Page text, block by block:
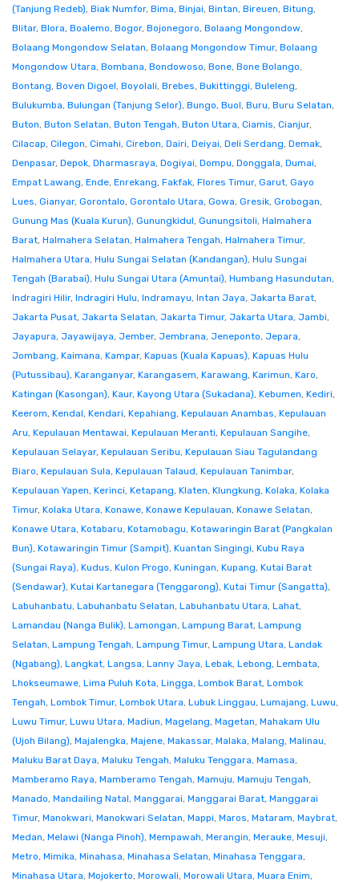
(Tanjung Redeb), Biak Numfor, Bima, Binjai, Bintan, Bireuen, Bitung,
Blitar, Blora, Boalemo, Bogor, Bojonegoro, Bolaang Mongondow,
Bolaang Mongondow Selatan, Bolaang Mongondow Timur, Bolaang
Mongondow Utara, Bombana, Bondowoso, Bone, Bone Bolango,
Bontang, Boven Digoel, Boyolali, Brebes, Bukittinggi, Buleleng,
Bulukumba, Bulungan (Tanjung Selor), Bungo, Buol, Buru, Buru Selatan,
Buton, Buton Selatan, Buton Tengah, Buton Utara, Ciamis, Cianjur,
Cilacap, Cilegon, Cimahi, Cirebon, Dairi, Deiyai, Deli Serdang, Demak,
Denpasar, Depok, Dharmasraya, Dogiyai, Dompu, Donggala, Dumai,
Empat Lawang, Ende, Enrekang, Fakfak, Flores Timur, Garut, Gayo
Lues, Gianyar, Gorontalo, Gorontalo Utara, Gowa, Gresik, Grobogan,
Gunung Mas (Kuala Kurun), Gunungkidul, Gunungsitoli, Halmahera
Barat, Halmahera Selatan, Halmahera Tengah, Halmahera Timur,
Halmahera Utara, Hulu Sungai Selatan (Kandangan), Hulu Sungai
Tengah (Barabai), Hulu Sungai Utara (Amuntai), Humbang Hasundutan,
Indragiri Hilir, Indragiri Hulu, Indramayu, Intan Jaya, Jakarta Barat,
Jakarta Pusat, Jakarta Selatan, Jakarta Timur, Jakarta Utara, Jambi,
Jayapura, Jayawijaya, Jember, Jembrana, Jeneponto, Jepara,
Jombang, Kaimana, Kampar, Kapuas (Kuala Kapuas), Kapuas Hulu
(Putussibau), Karanganyar, Karangasem, Karawang, Karimun, Karo,
Katingan (Kasongan), Kaur, Kayong Utara (Sukadana), Kebumen, Kediri,
Keerom, Kendal, Kendari, Kepahiang, Kepulauan Anambas, Kepulauan
Aru, Kepulauan Mentawai, Kepulauan Meranti, Kepulauan Sangihe,
Kepulauan Selayar, Kepulauan Seribu, Kepulauan Siau Tagulandang
Biaro, Kepulauan Sula, Kepulauan Talaud, Kepulauan Tanimbar,
Kepulauan Yapen, Kerinci, Ketapang, Klaten, Klungkung, Kolaka, Kolaka
Timur, Kolaka Utara, Konawe, Konawe Kepulauan, Konawe Selatan,
Konawe Utara, Kotabaru, Kotamobagu, Kotawaringin Barat (Pangkalan
Bun), Kotawaringin Timur (Sampit), Kuantan Singingi, Kubu Raya
(Sungai Raya), Kudus, Kulon Progo, Kuningan, Kupang, Kutai Barat
(Sendawar), Kutai Kartanegara (Tenggarong), Kutai Timur (Sangatta),
Labuhanbatu, Labuhanbatu Selatan, Labuhanbatu Utara, Lahat,
Lamandau (Nanga Bulik), Lamongan, Lampung Barat, Lampung
Selatan, Lampung Tengah, Lampung Timur, Lampung Utara, Landak
(Ngabang), Langkat, Langsa, Lanny Jaya, Lebak, Lebong, Lembata,
Lhokseumawe, Lima Puluh Kota, Lingga, Lombok Barat, Lombok
Tengah, Lombok Timur, Lombok Utara, Lubuk Linggau, Lumajang, Luwu,
Luwu Timur, Luwu Utara, Madiun, Magelang, Magetan, Mahakam Ulu
(Ujoh Bilang), Majalengka, Majene, Makassar, Malaka, Malang, Malinau,
Maluku Barat Daya, Maluku Tengah, Maluku Tenggara, Mamasa,
Mamberamo Raya, Mamberamo Tengah, Mamuju, Mamuju Tengah,
Manado, Mandailing Natal, Manggarai, Manggarai Barat, Manggarai
Timur, Manokwari, Manokwari Selatan, Mappi, Maros, Mataram, Maybrat,
Medan, Melawi (Nanga Pinoh), Mempawah, Merangin, Merauke, Mesuji,
Metro, Mimika, Minahasa, Minahasa Selatan, Minahasa Tenggara,
Minahasa Utara, Mojokerto, Morowali, Morowali Utara, Muara Enim,